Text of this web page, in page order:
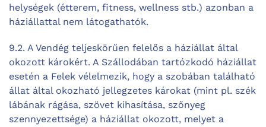
helységek (étterem, fitness, wellness stb.) azonban a
háziállattal nem látogathatók.
9.2. A Vendég teljeskörűen felelős a háziállat által
okozott károkért. A Szállodában tartózkodó háziállat
esetén a Felek vélelmezik, hogy a szobában található
állat által okozható jellegzetes károkat (mint pl. szék
lábának rágása, szövet kihasítása, szőnyeg
szennyezettsége) a háziállat okozott, melyet a